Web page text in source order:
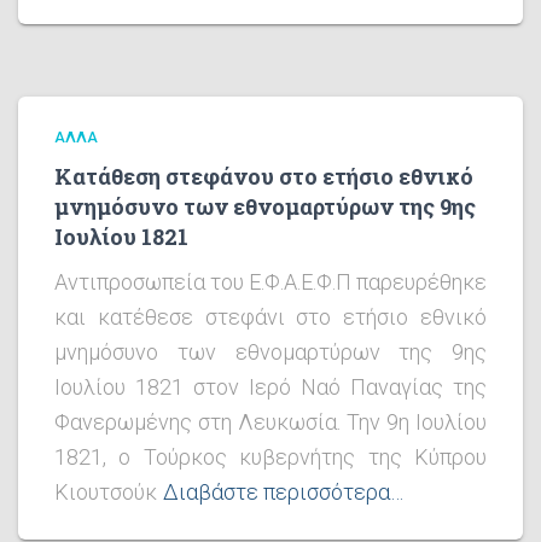
ΆΛΛΑ
Κατάθεση στεφάνου στο ετήσιο εθνικό
μνημόσυνο των εθνομαρτύρων της 9ης
Ιουλίου 1821
Αντιπροσωπεία του Ε.Φ.Α.Ε.Φ.Π παρευρέθηκε
και κατέθεσε στεφάνι στο ετήσιο εθνικό
μνημόσυνο των εθνομαρτύρων της 9ης
Ιουλίου 1821 στον Ιερό Ναό Παναγίας της
Φανερωμένης στη Λευκωσία. Την 9η Ιουλίου
1821, ο Τούρκος κυβερνήτης της Κύπρου
Κιουτσούκ Διαβάστε περισσότερα…